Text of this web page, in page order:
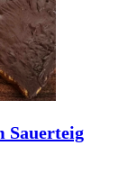
Sauerteig